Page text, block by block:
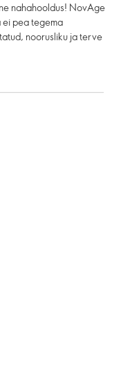
nahahooldus! NovAge
pea tegema
noorusliku ja terve